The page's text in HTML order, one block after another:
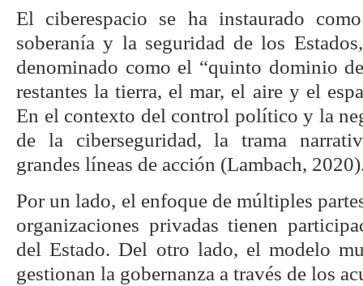
El ciberespacio se ha instaurado
soberanía y la seguridad de los
denominado como el “quinto dominio
restantes la tierra, el mar, el aire y el
En el contexto del control político y la
de la ciberseguridad, la trama
grandes líneas de acción (Lambach,
Por un lado, el enfoque de múltiples
organizaciones privadas tienen
del Estado. Del otro lado, el modelo
gestionan la gobernanza a través de los